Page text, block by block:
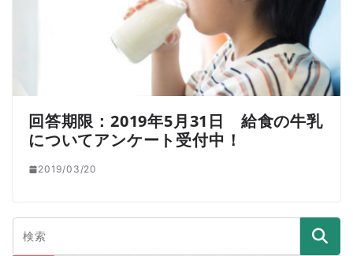
回答期限：2019年5月31日 給食の牛乳
についてアンケート受付中！
2019/03/20